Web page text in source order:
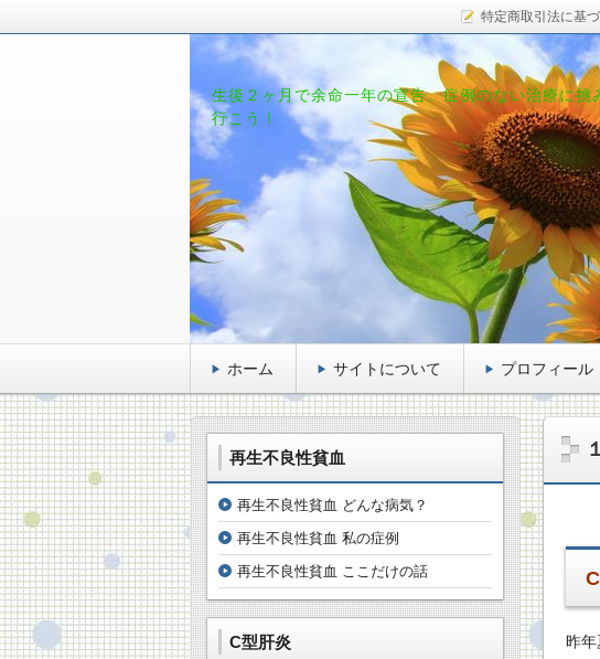
特定商取引法に基
生後２ヶ月で余命一年の宣告。症例のない治療に
行こう！
ホーム サイトについて プロフィール
昨年
再生不良性貧血
再生不良性貧血 どんな病気？
再生不良性貧血 私の症例
再生不良性貧血 ここだけの話
C型肝炎